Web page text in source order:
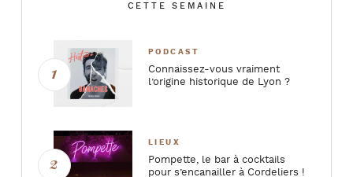
CETTE SEMAINE
PODCAST
Connaissez-vous vraiment
l’origine historique de Lyon ?
LIEUX
Pompette, le bar à cocktails
pour s’encanailler à Cordeliers !